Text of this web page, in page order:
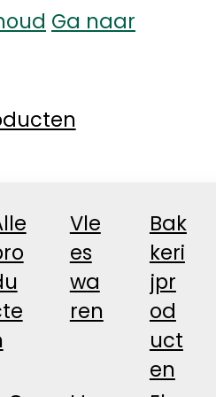
Ga naar
Vle
es
wa
ren
Bak
keri
jpr
od
uct
en